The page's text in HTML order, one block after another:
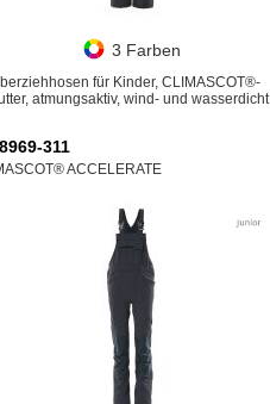
3 Farben
für Kinder, CLIMASCOT®-
atmungsaktiv, wind- und wasserdicht
311
ACCELERATE